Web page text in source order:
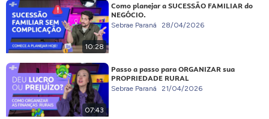
10:28
Como planejar a SUCESSÃO FAMILIAR do
NEGÓCIO.
Sebrae Paraná 28/04/2026
07:43
Passo a passo para ORGANIZAR sua
PROPRIEDADE RURAL
Sebrae Paraná 21/04/2026